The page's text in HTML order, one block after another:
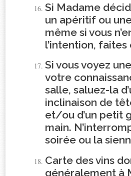
Si Madame
un apéritif ou
même si vous
l’intention, faites
Si vous voyez
votre
salle, saluez-la
inclinaison de
et/ou d’un petit
main.
soirée ou la
Carte des vins
généralement à